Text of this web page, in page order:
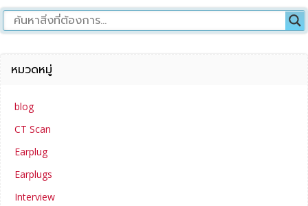
หมวดหมู่
blog
CT Scan
Earplug
Earplugs
Interview